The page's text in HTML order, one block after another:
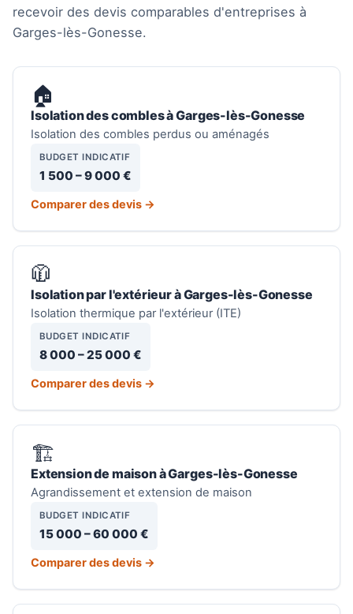
recevoir des devis comparables d'entreprises à
Garges-lès-Gonesse.
🏠
Isolation des combles à Garges-lès-Gonesse
Isolation des combles perdus ou aménagés
BUDGET INDICATIF
1 500 – 9 000 €
Comparer des devis →
🧥
Isolation par l'extérieur à Garges-lès-Gonesse
Isolation thermique par l'extérieur (ITE)
BUDGET INDICATIF
8 000 – 25 000 €
Comparer des devis →
🏗️
Extension de maison à Garges-lès-Gonesse
Agrandissement et extension de maison
BUDGET INDICATIF
15 000 – 60 000 €
Comparer des devis →